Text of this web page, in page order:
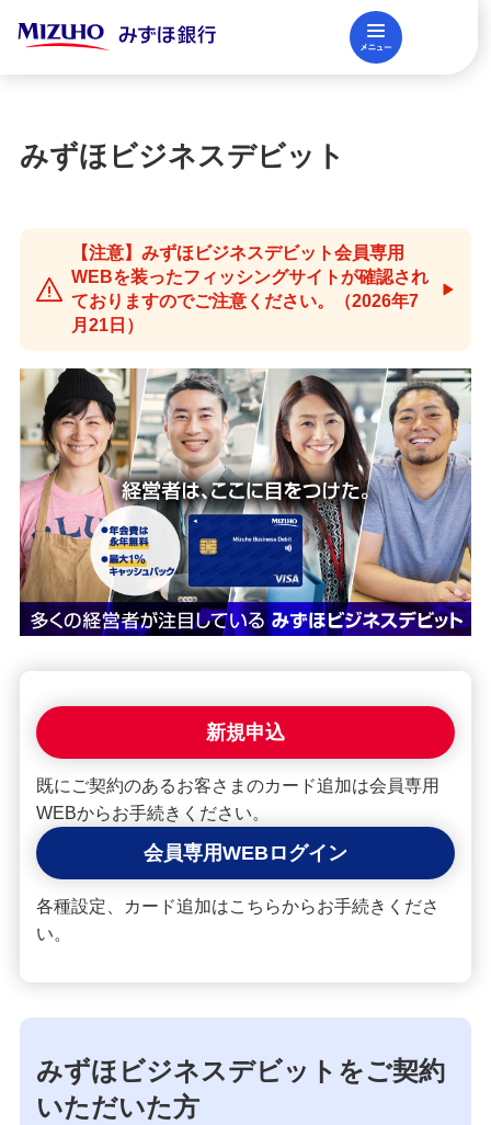
資金調達
決済業務
国際業務・外国為替取引
経営・事業支援
みずほビジネスデビット
【注意】みずほビジネスデビット会員専用
WEBを装ったフィッシングサイトが確認され
ておりますのでご注意ください。（2026年7
月21日）
新規申込
既にご契約のあるお客さまのカード追加は会員専用
WEBからお手続きください。
会員専用WEBログイン
各種設定、カード追加はこちらからお手続きくださ
い。
みずほビジネスデビットをご契約
いただいた方